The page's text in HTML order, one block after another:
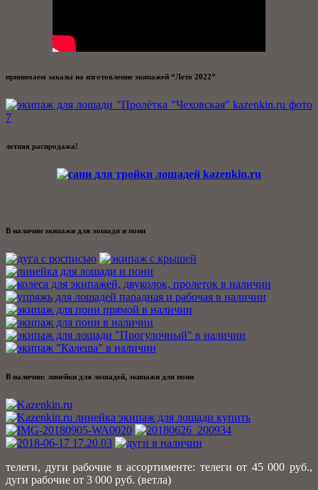
принимаем заказы на изготовление экипажей “Лето 2022”
летняя распродажа!
В наличии экипажи для лошади и пони
В наличии: линейки для лошадей, экипажи для пони
телеги, дуги рабочие в ассортименте: телеги от 45 000 руб.,
дуги рабочие от 3 000 руб. (ветла)